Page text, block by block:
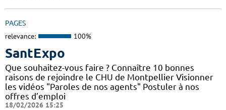
PAGES
relevance: 100%
SantExpo
Que souhaitez-vous faire ? Connaître 10 bonnes
raisons de rejoindre le CHU de Montpellier Visionner
les vidéos "Paroles de nos agents" Postuler à nos
offres d’emploi
18/02/2026 15:25